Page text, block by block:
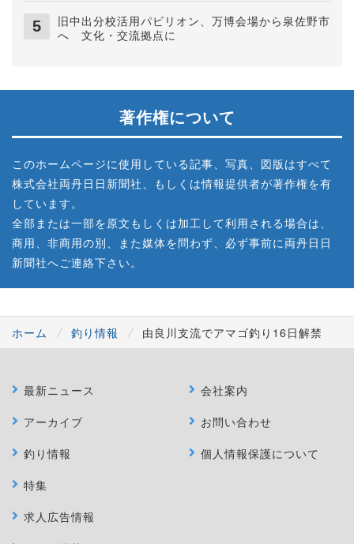
旧中出分校活用パビリオン、万博会場から泉佐野市
へ 文化・交流拠点に
著作権について
このホームページに使用している記事、写真、図版はすべて
株式会社両丹日日新聞社、もしくは情報提供者が著作権を有
しています。
全部または一部を原文もしくは加工して利用される場合は、
商用、非商用の別、また媒体を問わず、必ず事前に両丹日日
新聞社へご連絡下さい。
ホーム 釣り情報 由良川支流でアマゴ釣り16日解禁
最新ニュース
アーカイブ
釣り情報
特集
求人広告情報
会社案内
お問い合わせ
個人情報保護について